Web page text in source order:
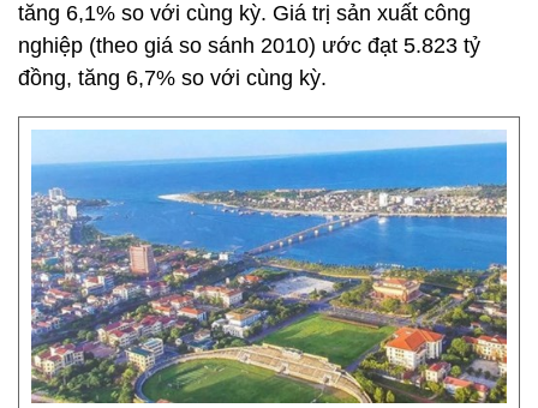
tăng 6,1% so với cùng kỳ. Giá trị sản xuất công
nghiệp (theo giá so sánh 2010) ước đạt 5.823 tỷ
đồng, tăng 6,7% so với cùng kỳ.